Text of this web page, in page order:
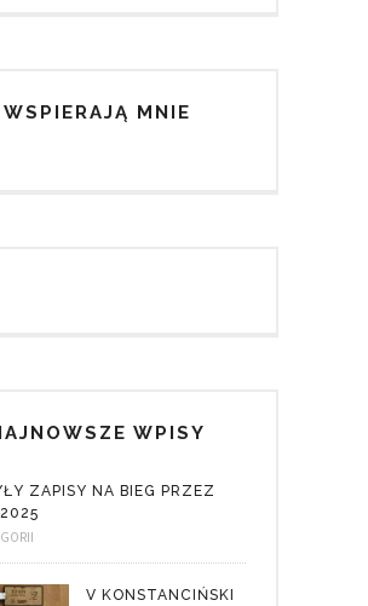
WSPIERAJĄ MNIE
WPISY
ZAPISY NA BIEG PRZEZ
V KONSTANCIŃSKI